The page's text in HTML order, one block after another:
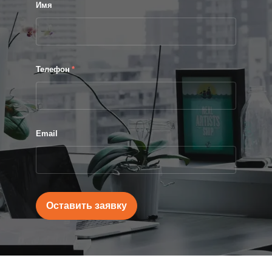
Имя
Телефон *
Email
Оставить заявку